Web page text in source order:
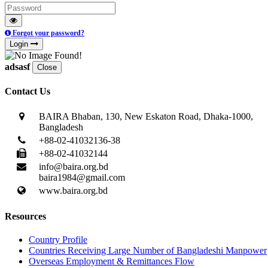
Forgot your password?
Login
adsasf Close
Contact Us
BAIRA Bhaban, 130, New Eskaton Road, Dhaka-1000,
Bangladesh
+88-02-41032136-38
+88-02-41032144
info@baira.org.bd
baira1984@gmail.com
www.baira.org.bd
Resources
Country Profile
Countries Receiving Large Number of Bangladeshi Manpower
Overseas Employment & Remittances Flow